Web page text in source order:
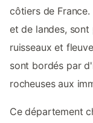
côtiers de
et de landes,
ruisseaux et
sont bordés par
rocheuses aux
Ce département